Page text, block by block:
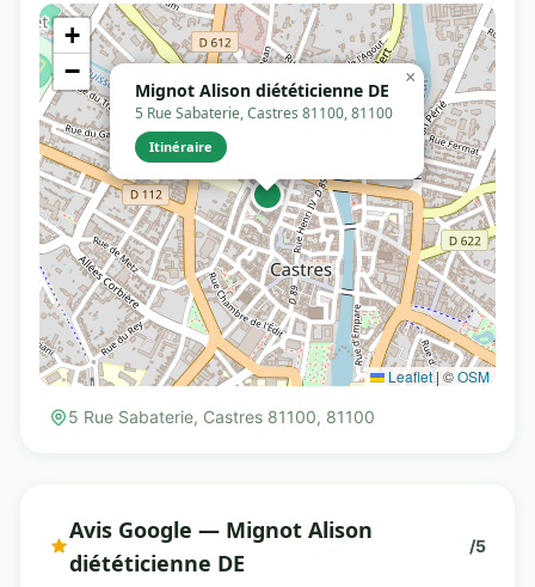
Mignot Alison diététicienne DE
5 Rue Sabaterie, Castres 81100, 81100
Itinéraire
×
+
−
Leaflet| ©OSM
5 Rue Sabaterie, Castres 81100, 81100
Avis Google — Mignot Alison
diététicienne DE
/5